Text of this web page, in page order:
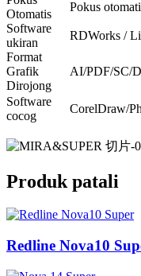
Otomatis
Pokus
Software
ukiran
RDWorks /
Format
Grafik
Dirojong
AI/PDF/SC/
Software
cocog
CorelDraw/
Produk patali
Redline Nova10